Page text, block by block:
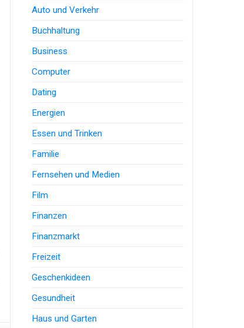
Auto und Verkehr
Buchhaltung
Business
Computer
Dating
Energien
Essen und Trinken
Familie
Fernsehen und Medien
Film
Finanzen
Finanzmarkt
Freizeit
Geschenkideen
Gesundheit
Haus und Garten